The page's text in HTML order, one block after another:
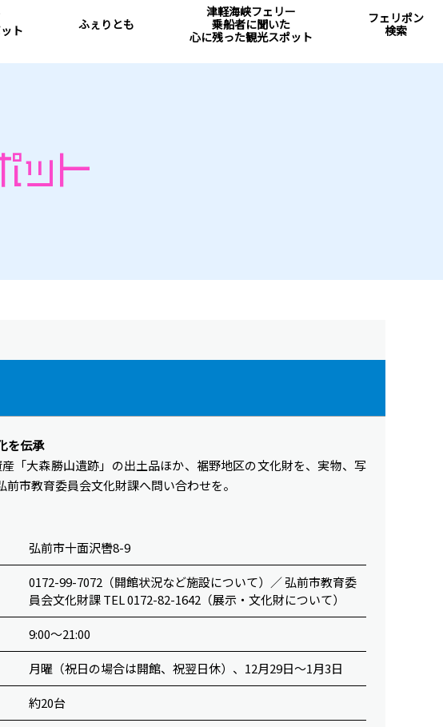
ト
ふぇりとも
津軽海峡フェリー
乗船者に聞いた
心に残った観光スポット
フェリポン
検索
を伝承
「大森勝山遺跡」の出土品ほか、裾野地区の文化財を、実物、写
市教育委員会文化財課へ問い合わせを。
弘前市十面沢轡8-9
0172-99-7072（開館状況など施設について）／ 弘前市教育委
員会文化財課 TEL 0172-82-1642（展示・文化財について）
9:00～21:00
月曜（祝日の場合は開館、祝翌日休）、12月29日～1月3日
約20台